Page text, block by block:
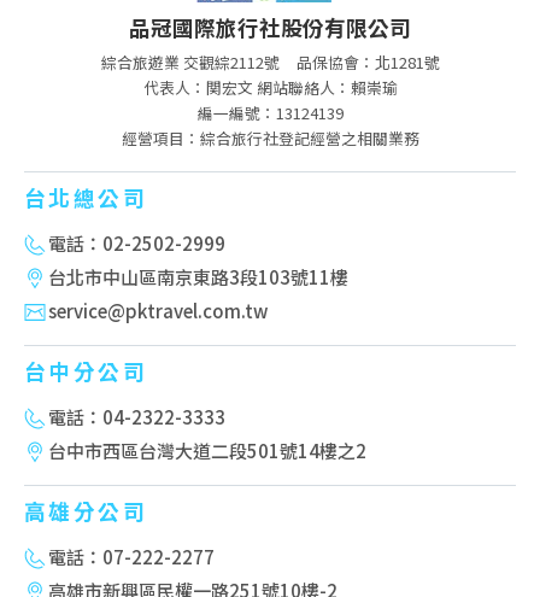
品冠國際旅行社股份有限公司
綜合旅遊業 交觀綜2112號
品保協會：北1281號
代表人：関宏文 網站聯絡人：賴崇瑜
編一編號：13124139
經營項目：綜合旅行社登記經營之相關業務
台北總公司
電話：02-2502-2999
台北市中山區南京東路3段103號11樓
service@pktravel.com.tw
台中分公司
電話：04-2322-3333
台中市西區台灣大道二段501號14樓之2
高雄分公司
電話：07-222-2277
高雄市新興區民權一路251號10樓-2